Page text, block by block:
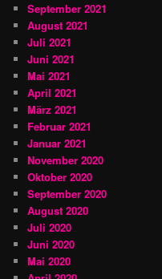
September 2021
August 2021
Juli 2021
Juni 2021
Mai 2021
April 2021
März 2021
Februar 2021
Januar 2021
November 2020
Oktober 2020
September 2020
August 2020
Juli 2020
Juni 2020
Mai 2020